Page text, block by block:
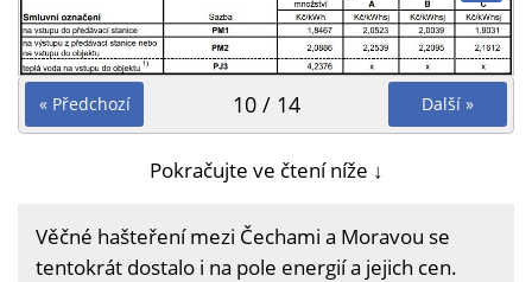
« Předchozí Další »
10 / 14
Pokračujte ve čtení níže ↓
Věčné hašteření mezi Čechami a Moravou se
tentokrát dostalo i na pole energií a jejich cen.